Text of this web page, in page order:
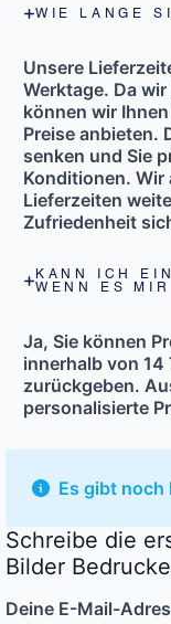
WIE LANGE
Unsere
Werktage. Da
können wir
Preise anbieten.
senken und Sie
Konditionen.
Lieferzeiten
Zufriedenheit
KANN ICH
WENN ES
Ja, Sie können
innerhalb von 14
zurückgeben.
personalisierte
Es gibt noch
Schreibe die
Bilder
Deine E-Mail-